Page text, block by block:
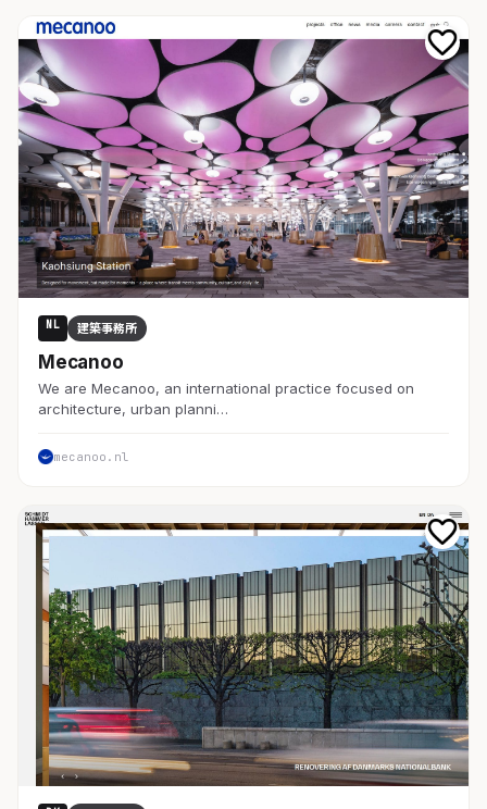
NL 建築事務所
Mecanoo
We are Mecanoo, an international practice focused on
architecture, urban planni…
mecanoo.nl